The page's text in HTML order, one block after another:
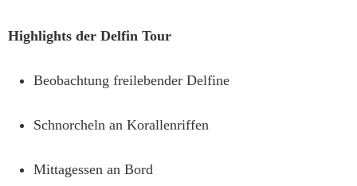
Highlights der Delfin Tour
Beobachtung freilebender Delfine
Schnorcheln an Korallenriffen
Mittagessen an Bord